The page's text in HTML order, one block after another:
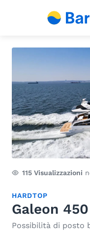
115 Visualizzazioni
HARDTOP
Galeon
Possibilità di posto